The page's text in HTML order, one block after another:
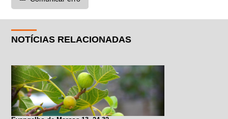
NOTÍCIAS RELACIONADAS